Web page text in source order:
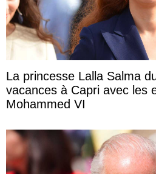
La princesse Lalla Salma
vacances à Capri avec les
Mohammed VI